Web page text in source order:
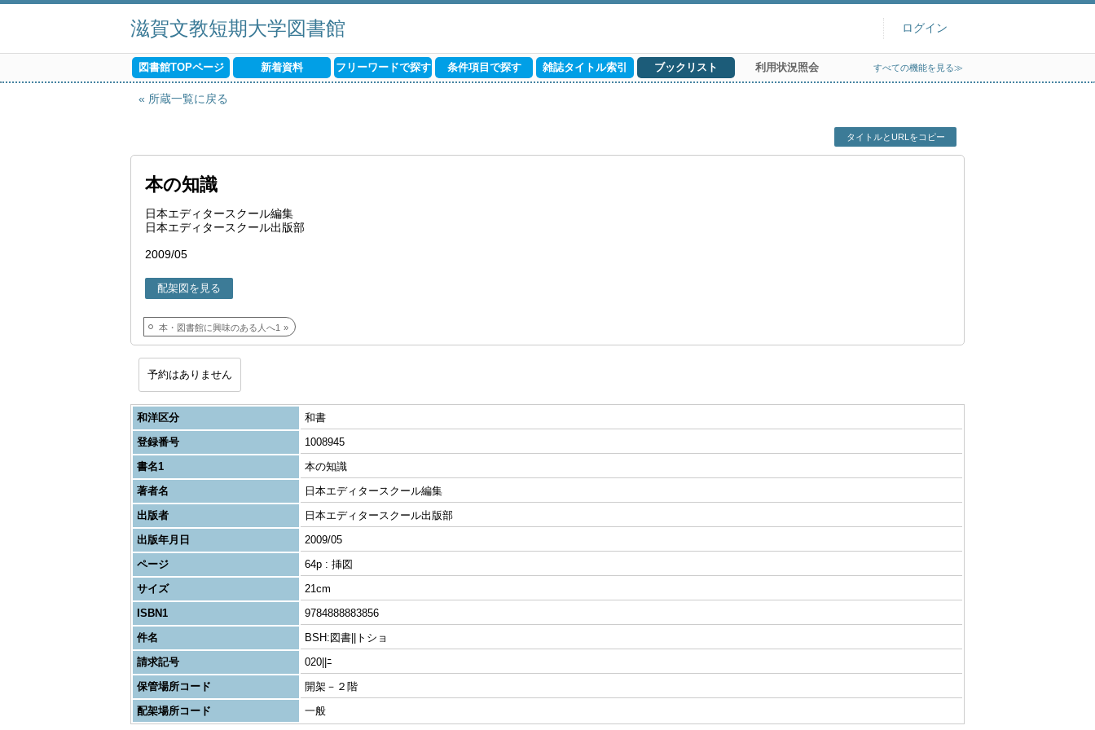
滋賀文教短期大学図書館 ログイン
図書館TOPページ 新着資料 フリーワードで探す 条件項目で探す 雑誌タイトル索引 ブックリスト 利用状況照会 すべての機能を見る≫
所蔵一覧に戻る
タイトルとURLをコピー
本の知識
日本エディタースクール編集
日本エディタースクール出版部
2009/05
配架図を見る
本・図書館に興味のある人へ1
予約はありません
和洋区分
和書
登録番号
1008945
書名1
本の知識
著者名
日本エディタースクール編集
出版者
日本エディタースクール出版部
出版年月日
2009/05
ページ
64p : 挿図
サイズ
21cm
ISBN1
9784888883856
件名
BSH:図書||トショ
請求記号
020||ﾆ
保管場所コード
開架－２階
配架場所コード
一般